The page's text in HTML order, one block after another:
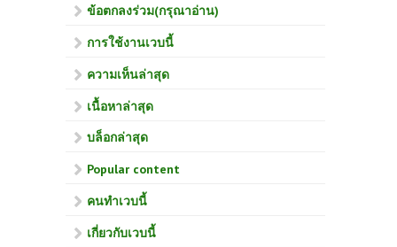
ข้อตกลงร่วม(กรุณาอ่าน)
การใช้งานเวบนี้
ความเห็นล่าสุด
เนื้อหาล่าสุด
บล็อกล่าสุด
Popular content
คนทำเวบนี้
เกี่ยวกับเวบนี้